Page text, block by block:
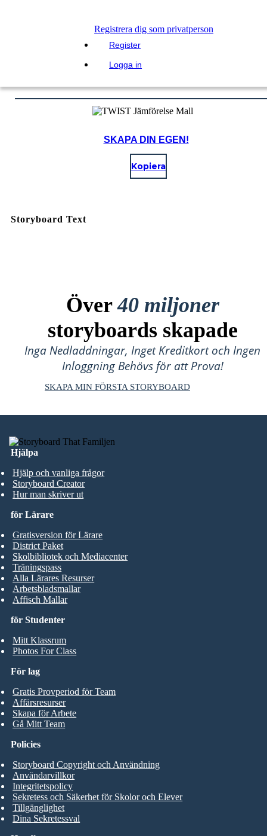
Registrera dig som privatperson
Register
Logga in
SKAPA DIN EGEN!
Kopiera
Storyboard Text
Över40 miljoner
storyboards skapade
Inga Nedladdningar, Inget Kreditkort och Ingen
Inloggning Behövs för att Prova!
SKAPA MIN FÖRSTA STORYBOARD
Hjälpa
Hjälp och vanliga frågor
Storyboard Creator
Hur man skriver ut
för Studenter
Mitt Klassrum
Photos For Class
för Lärare
Gratisversion för Lärare
District Paket
Skolbibliotek och Mediacenter
Träningspass
Alla Lärares Resurser
Arbetsbladsmallar
Affisch Mallar
För lag
Gratis Provperiod för Team
Affärsresurser
Skapa för Arbete
Gå Mitt Team
Policies
Storyboard Copyright och Användning
Användarvillkor
Integritetspolicy
Sekretess och Säkerhet för Skolor och Elever
Tillgänglighet
Dina Sekretessval